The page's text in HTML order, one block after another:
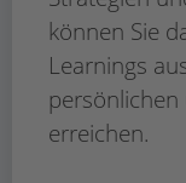
können Sie
Learnings
erreichen.